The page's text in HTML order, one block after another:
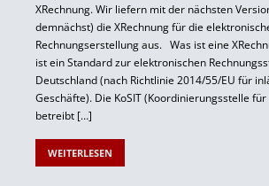
XRechnung. Wir liefern mit der nächsten
demnächst) die XRechnung für die
Rechnungserstellung aus. Was ist eine
ist ein Standard zur elektronischen
Deutschland (nach Richtlinie 2014/55/EU für
Geschäfte). Die KoSIT (Koordinierungsstelle für
betreibt […]
WEITERLESEN